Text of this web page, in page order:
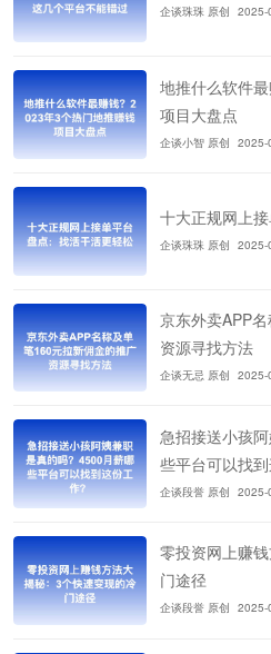
企谈珠珠 原创 2025-
地推什么软件
项目大盘点
企谈小智 原创 2025-
十大正规网上
企谈珠珠 原创 2025-
京东外卖APP
资源寻找方法
企谈无忌 原创 2025-
急招接送小孩
些平台可以找
企谈段誉 原创 2025-
零投资网上赚
门途径
企谈段誉 原创 2025-